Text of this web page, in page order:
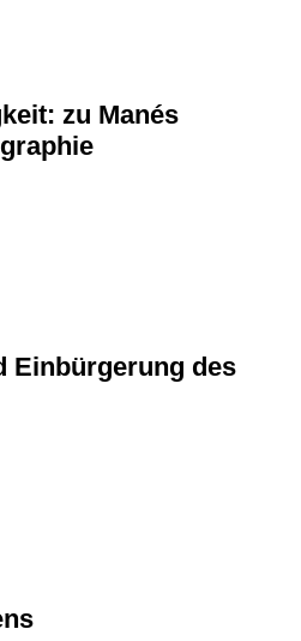
zu Manés
Einbürgerung des